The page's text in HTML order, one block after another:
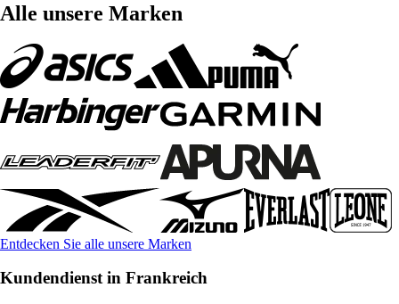
Alle unsere Marken
Entdecken Sie alle unsere Marken
Kundendienst in Frankreich